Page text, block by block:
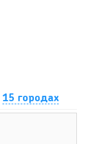
15 городах